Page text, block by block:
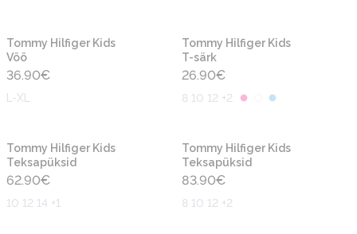
Tommy Hilfiger Kids
Vöö
36.90€
L-XL
Tommy Hilfiger Kids
T-särk
26.90€
8 10 12 +2
Tommy Hilfiger Kids
Teksapüksid
62.90€
10 12 14 +1
Tommy Hilfiger Kids
Teksapüksid
83.90€
8 10 12 +2